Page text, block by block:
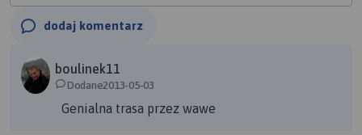
dodaj komentarz
boulinek11
Dodane2013-05-03
Genialna trasa przez wawe